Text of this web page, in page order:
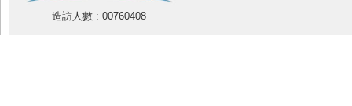
造訪人數 : 00760408